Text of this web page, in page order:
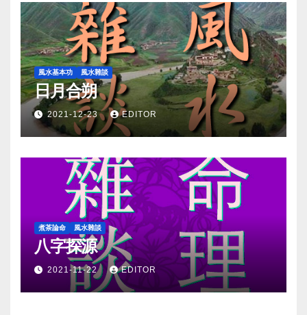
風水基本功 風水雜談
日月合朔
2021-12-23 EDITOR
煮茶論命 風水雜談
八字探源
2021-11-22 EDITOR